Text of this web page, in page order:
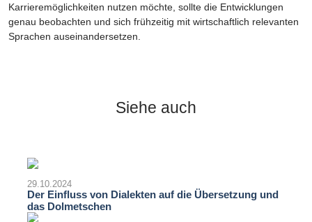
Karrieremöglichkeiten nutzen möchte, sollte die Entwicklungen
genau beobachten und sich frühzeitig mit wirtschaftlich relevanten
Sprachen auseinandersetzen.
Siehe auch
29.10.2024
Der Einfluss von Dialekten auf die Übersetzung und
das Dolmetschen